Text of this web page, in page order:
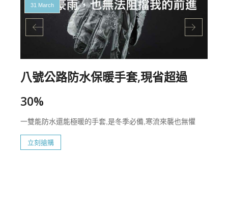
31 March
八號公路防水保暖手套,現省超過
30%
一雙能防水還能極暖的手套,是冬季必備,寒流來襲也無懼
立刻搶購